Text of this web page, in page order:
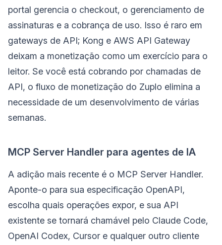
portal gerencia o checkout, o gerenciamento de
assinaturas e a cobrança de uso. Isso é raro em
gateways de API; Kong e AWS API Gateway
deixam a monetização como um exercício para o
leitor. Se você está cobrando por chamadas de
API, o fluxo de monetização do Zuplo elimina a
necessidade de um desenvolvimento de várias
semanas.
MCP Server Handler para agentes de IA
A adição mais recente é o MCP Server Handler.
Aponte-o para sua especificação OpenAPI,
escolha quais operações expor, e sua API
existente se tornará chamável pelo Claude Code,
OpenAI Codex, Cursor e qualquer outro cliente